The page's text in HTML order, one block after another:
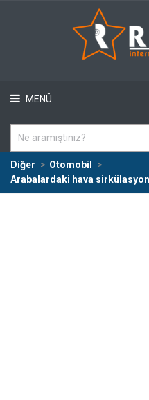
MENÜ
Diğer
Otomobil
Arabalardaki hava